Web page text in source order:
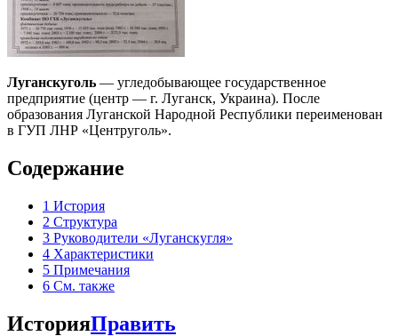
Луганскуголь — угледобывающее государственное
предприятие (центр — г. Луганск, Украина). После
образования Луганской Народной Республики переименован
в ГУП ЛНР «Центруголь».
Содержание
1 История
2 Структура
3 Руководители «Луганскугля»
4 Характеристики
5 Примечания
6 См. также
ИсторияПравить